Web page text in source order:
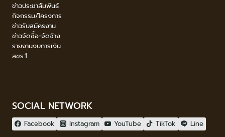
ข่าวประชาสัมพันธ์
กิจกรรม/โครงการ
ข่าวรับสมัครงาน
ข่าวจัดซื้อ-จัดจ้าง
รายงานงบการเงิน
สขร.1
SOCIAL NETWORK
Facebook Instagram YouTube TikTok Line